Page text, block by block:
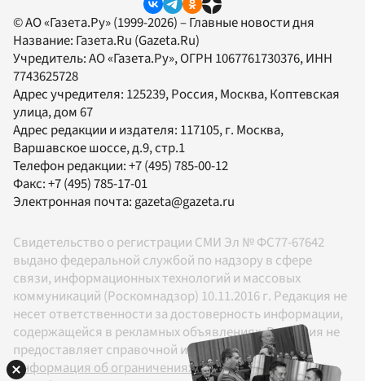
© АО «Газета.Ру» (1999-2026) – Главные новости дня
Название: Газета.Ru (Gazeta.Ru)
Учредитель:АО «Газета.Ру», ОГРН 1067761730376, ИНН
7743625728
Адрес учредителя: 125239, Россия, Москва, Коптевская
улица, дом 67
Адрес редакции и издателя: 117105, г. Москва,
Варшавское шоссе, д.9, стр.1
Телефон редакции:+7 (495) 785-00-12
Факс:+7 (495) 785-17-01
Электронная почта: gazeta@gazeta.ru
Свидетельство о регистрации СМИ Эл № ФС77-67642
выдано федеральной службой по надзору в сфере
связи, информационных технологий и массовых
коммуникаций (Роскомнадзор) 10.11.2016 г. Редакция не
несет ответственности за достоверность информации,
содержащейся в рекламных объявлениях. Редакция не
предоставляет справочной информации.
Информация об ограничениях